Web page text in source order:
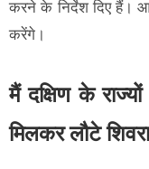
करने के निर्देश दिए हैं।
करेंगे।
मैं दक्षिण के
मिलकर लौटे